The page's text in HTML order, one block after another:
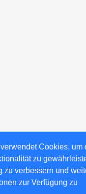
Cookies, um
zu
zu verbessern und
zur Verfügung zu